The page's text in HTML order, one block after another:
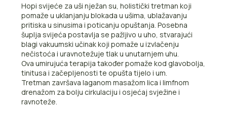
Hopi svijeće za uši nježan su, holistički tretman koji
pomaže u uklanjanju blokada u ušima, ublažavanju
pritiska u sinusima i poticanju opuštanja. Posebna
šuplja svijeća postavlja se pažljivo u uho, stvarajući
blagi vakuumski učinak koji pomaže u izvlačenju
nečistoća i uravnotežuje tlak u unutarnjem uhu.
Ova umirujuća terapija također pomaže kod glavobolja,
tinitusa i začepljenosti te opušta tijelo i um.
Tretman završava laganom masažom lica i limfnom
drenažom za bolju cirkulaciju i osjećaj svježine i
ravnoteže.